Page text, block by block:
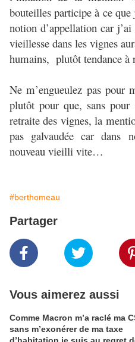
bouteilles participe à ce
notion d’appellation car
vieillesse dans les vignes
humains, plutôt tendance à
Ne m’engueulez pas pour
plutôt pour que, sans
retraite des vignes, la
pas galvaudée car dans
nouveau vieilli vite…
#berthomeau
Partager
Vous aimerez aussi
Comme Macron m’a raclé ma
sans m’exonérer de ma taxe